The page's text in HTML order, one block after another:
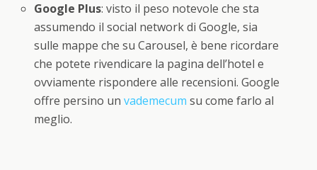
Google Plus: visto il peso notevole che sta
assumendo il social network di Google, sia
sulle mappe che su Carousel, è bene ricordare
che potete rivendicare la pagina dell’hotel e
ovviamente rispondere alle recensioni. Google
offre persino unvademecum su come farlo al
meglio.